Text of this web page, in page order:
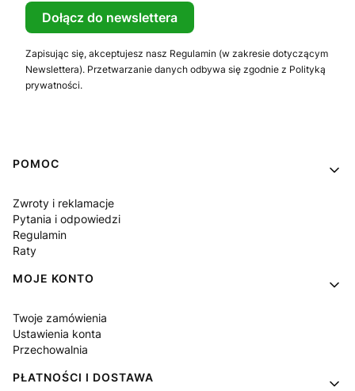
Dołącz do newslettera
Zapisując się, akceptujesz nasz Regulamin (w zakresie dotyczącym
Newslettera). Przetwarzanie danych odbywa się zgodnie z Polityką
prywatności.
Linki w stopce
POMOC
Zwroty i reklamacje
Pytania i odpowiedzi
Regulamin
Raty
MOJE KONTO
Twoje zamówienia
Ustawienia konta
Przechowalnia
PŁATNOŚCI I DOSTAWA